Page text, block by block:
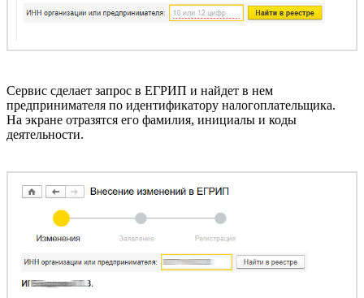
Сервис сделает запрос в ЕГРИП и найдет в нем
предпринимателя по идентификатору налогоплательщика.
На экране отразятся его фамилия, инициалы и коды
деятельности.